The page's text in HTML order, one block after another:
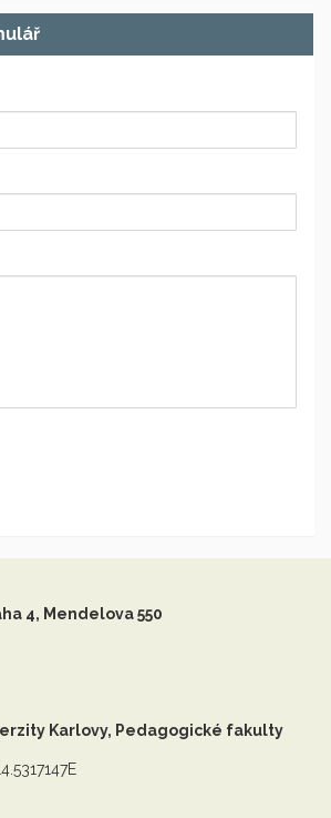
4, Mendelova 550
Karlovy, Pedagogické fakulty